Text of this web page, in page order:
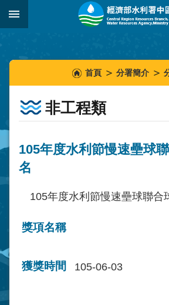
跳到主要內容區塊
::::::
首頁 分署簡介
非工程類
105年度水利節慢速壘球
名
105年度水利節慢速壘球聯合
獎項名稱
獲獎時間 105-06-03